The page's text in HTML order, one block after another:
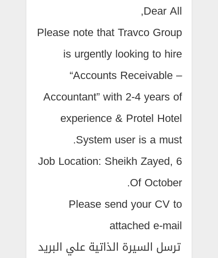
Dear All,
Please note that Travco Group
is urgently looking to hire
“Accounts Receivable –
Accountant” with 2-4 years of
experience & Protel Hotel
System user is a must.
Job Location: Sheikh Zayed, 6
Of October.
Please send your CV to
attached e-mail
ترسل السيرة الذاتية علي البريد